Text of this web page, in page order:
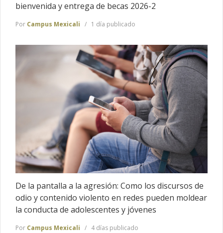
bienvenida y entrega de becas 2026-2
Por Campus Mexicali 1 día publicado
De la pantalla a la agresión: Como los discursos de
odio y contenido violento en redes pueden moldear
la conducta de adolescentes y jóvenes
Por Campus Mexicali 4 días publicado